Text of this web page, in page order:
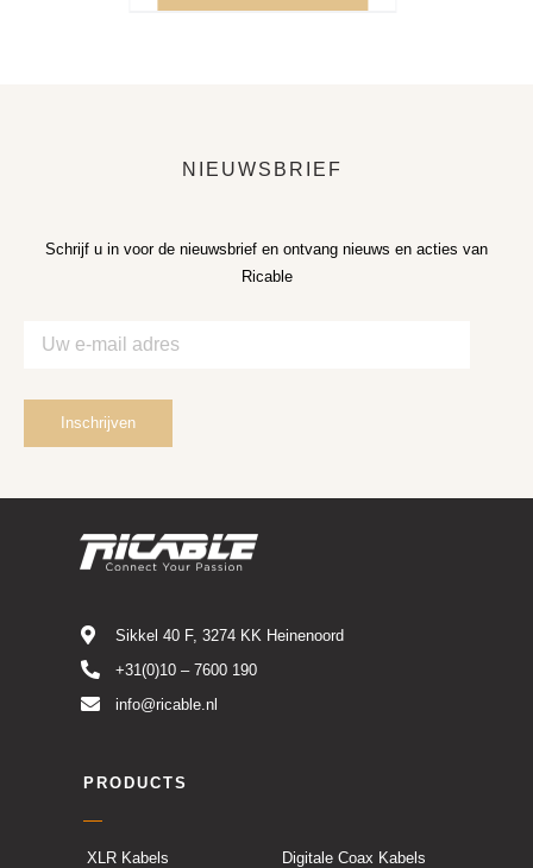
NIEUWSBRIEF
Schrijf u in voor de nieuwsbrief en ontvang nieuws en acties van
Ricable
Sikkel 40 F, 3274 KK Heinenoord
+31(0)10 – 7600 190
info@ricable.nl
PRODUCTS
Digitale Coax Kabels
XLR Kabels